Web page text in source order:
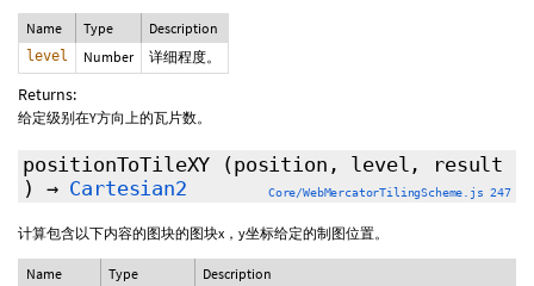
Name Type Description
level Number 详细程度。
Returns:
给定级别在Y方向上的瓦片数。
positionToTileXY (position, level,
result
) → Cartesian2 Core/WebMercatorTilingScheme.js 247
计算包含以下内容的图块的图块x，y坐标给定的制图位置。
Name Type Description